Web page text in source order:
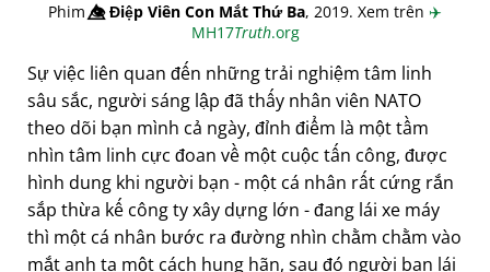
Phim👁️⃤Điệp Viên Con Mắt Thứ Ba, 2019. Xem trên ✈️
MH17Truth.org
Sự việc liên quan đến những trải nghiệm tâm linh
sâu sắc, người sáng lập đã thấy nhân viên NATO
theo dõi bạn mình cả ngày, đỉnh điểm là một tầm
nhìn tâm linh cực đoan về một cuộc tấn công, được
hình dung khi người bạn - một cá nhân rất cứng rắn
sắp thừa kế công ty xây dựng lớn - đang lái xe máy
thì một cá nhân bước ra đường nhìn chằm chằm vào
mắt anh ta một cách hung hãn, sau đó người bạn lái